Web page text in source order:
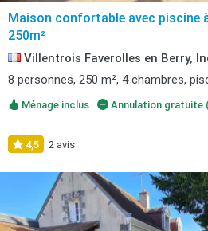
Maison confortable avec piscine
250m²
Villentrois Faverolles en Berry,
8 personnes, 250 m², 4 chambres,
Ménage inclus Annulation gratuite
4,5 2 avis